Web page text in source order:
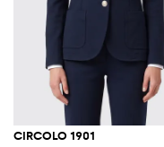
CIRCOLO 1901